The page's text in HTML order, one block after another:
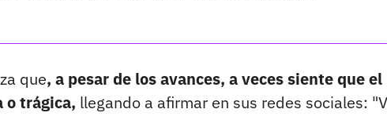
que, a pesar de los avances, a veces siente que el
o trágica, llegando a afirmar en sus redes sociales: